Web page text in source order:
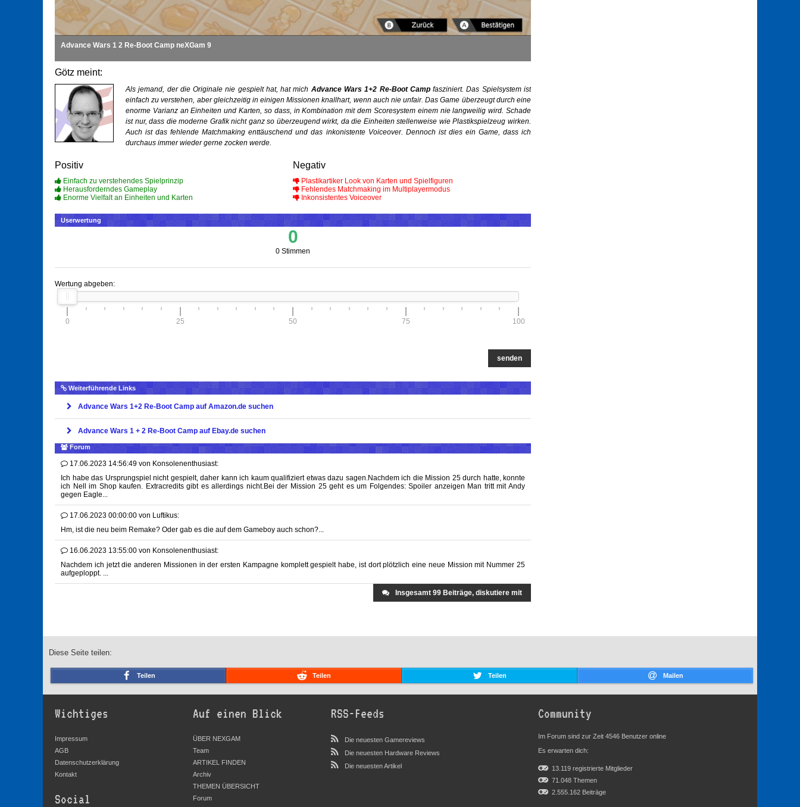
Advance Wars 1 2 Re-Boot Camp neXGam 9
Götz meint:
Als jemand, der die Originale nie gespielt hat, hat mich Advance Wars 1+2 Re-Boot Campfasziniert. Das Spielsystem ist
einfach zu verstehen, aber gleichzeitig in einigen Missionen knallhart, wenn auch nie unfair. Das Game überzeugt durch eine
enorme Varianz an Einheiten und Karten, so dass, in Kombination mit dem Scoresystem einem nie langweilig wird. Schade
ist nur, dass die moderne Grafik nicht ganz so überzeugend wirkt, da die Einheiten stellenweise wie Plastikspielzeug wirken.
Auch ist das fehlende Matchmaking enttäuschend und das inkonistente Voiceover. Dennoch ist dies ein Game, dass ich
durchaus immer wieder gerne zocken werde.
Positiv
Einfach zu verstehendes Spielprinzip
Herausforderndes Gameplay
Enorme Vielfalt an Einheiten und Karten
Negativ
Plastikartiker Look von Karten und Spielfiguren
Fehlendes Matchmaking im Multiplayermodus
Inkonsistentes Voiceover
Userwertung
0
0 Stimmen
Wertung abgeben:
0 25 50 75 100
senden
Weiterführende Links
Advance Wars 1+2 Re-Boot Camp auf Amazon.de suchen
Advance Wars 1 + 2 Re-Boot Camp auf Ebay.de suchen
Forum
17.06.2023 14:56:49 von Konsolenenthusiast:
Ich habe das Ursprungspiel nicht gespielt, daher kann ich kaum qualifiziert etwas dazu sagen.Nachdem ich die Mission 25 durch hatte, konnte
ich Nell im Shop kaufen. Extracredits gibt es allerdings nicht.Bei der Mission 25 geht es um Folgendes: Spoiler anzeigen Man tritt mit Andy
gegen Eagle...
17.06.2023 00:00:00 von Luftikus:
Hm, ist die neu beim Remake? Oder gab es die auf dem Gameboy auch schon?...
16.06.2023 13:55:00 von Konsolenenthusiast:
Nachdem ich jetzt die anderen Missionen in der ersten Kampagne komplett gespielt habe, ist dort plötzlich eine neue Mission mit Nummer 25
aufgeploppt. ...
Insgesamt 99 Beiträge, diskutiere mit
Diese Seite teilen:
Teilen Teilen Teilen Mailen
Wichtiges
Impressum
AGB
Datenschutzerklärung
Kontakt
Social
Auf einen Blick
ÜBER NEXGAM
Team
ARTIKEL FINDEN
Archiv
THEMEN ÜBERSICHT
Forum
RSS-Feeds
Die neuesten Gamereviews
Die neuesten Hardware Reviews
Die neuesten Artikel
Community
Im Forum sind zur Zeit 4546 Benutzer online
Es erwarten dich:
13.119 registrierte Mitglieder
71.048 Themen
2.555.162 Beiträge